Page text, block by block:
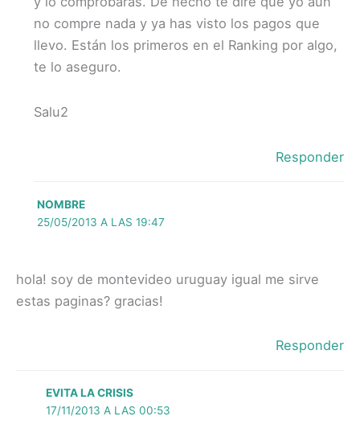
no compre nada y ya has visto los pagos que
llevo. Están los primeros en el Ranking por algo,
te lo aseguro.
Salu2
Responder
NOMBRE
25/05/2013 A LAS 19:47
hola! soy de montevideo uruguay igual me sirve
estas paginas? gracias!
Responder
EVITA LA CRISIS
17/11/2013 A LAS 00:53